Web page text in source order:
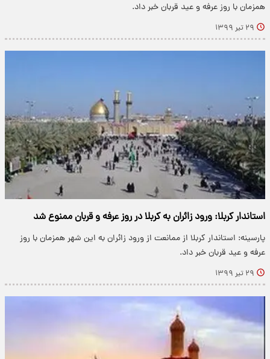
همزمان با روز عرفه و عید قربان خبر داد.
۲۹ تیر ۱۳۹۹
استاندار کربلا: ورود زائران به کربلا در روز عرفه و قربان ممنوع شد
پارسینه: استاندار کربلا از ممانعت از ورود زائران به این شهر همزمان با روز
عرفه و عید قربان خبر داد.
۲۹ تیر ۱۳۹۹